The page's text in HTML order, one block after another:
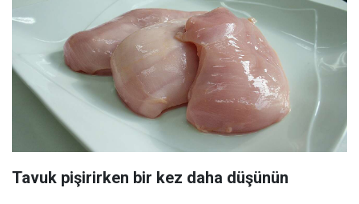
Tavuk pişirirken bir kez daha düşünün